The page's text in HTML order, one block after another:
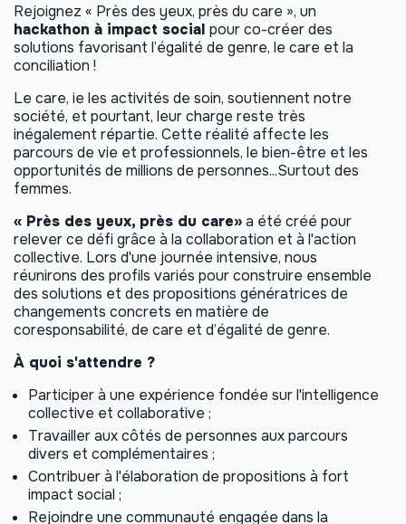
Rejoignez « Près des yeux, près du care », un
hackathon à impact social pour co-créer des
solutions favorisant l’égalité de genre, le care et la
conciliation !
Le care, ie les activités de soin, soutiennent notre
société, et pourtant, leur charge reste très
inégalement répartie. Cette réalité affecte les
parcours de vie et professionnels, le bien-être et les
opportunités de millions de personnes...Surtout des
femmes.
« Près des yeux, près du care»a été créé pour
relever ce défi grâce à la collaboration et à l'action
collective. Lors d'une journée intensive, nous
réunirons des profils variés pour construire ensemble
des solutions et des propositions génératrices de
changements concrets en matière de
coresponsabilité, de care et d’égalité de genre.
À quoi s'attendre ?
Participer à une expérience fondée sur l'intelligence
collective et collaborative ;
Travailler aux côtés de personnes aux parcours
divers et complémentaires ;
Contribuer à l'élaboration de propositions à fort
impact social ;
Rejoindre une communauté engagée dans la